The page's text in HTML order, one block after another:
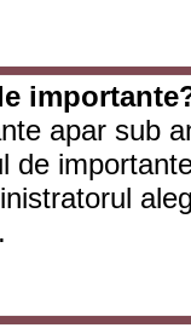
apar sub
de